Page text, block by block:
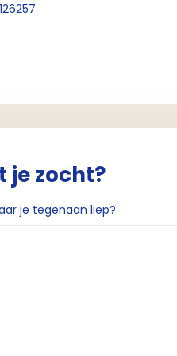
je zocht?
je tegenaan liep?